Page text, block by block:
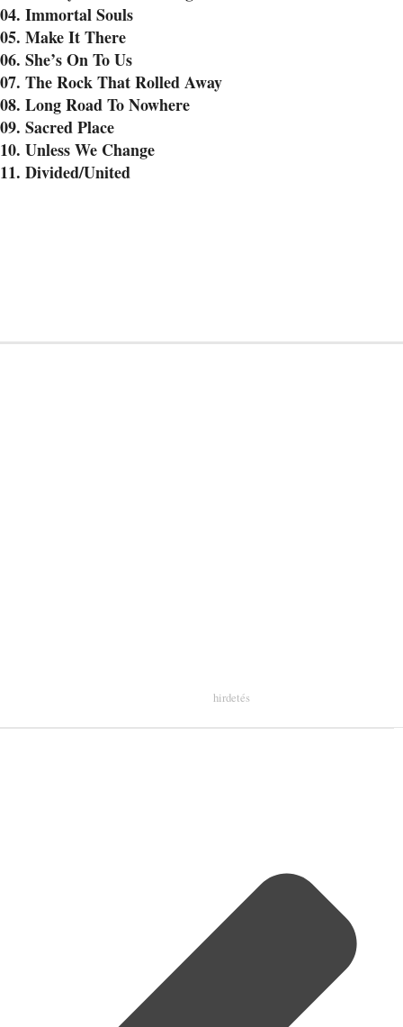
04. Immortal Souls
05. Make It There
06. She’s On To Us
07. The Rock That Rolled Away
08. Long Road To Nowhere
09. Sacred Place
10. Unless We Change
11. Divided/United